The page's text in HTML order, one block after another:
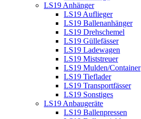
LS19 Anhänger
LS19 Auflieger
LS19 Ballenanhänger
LS19 Drehschemel
LS19 Güllefässer
LS19 Ladewagen
LS19 Miststreuer
LS19 Mulden/Container
LS19 Tieflader
LS19 Transportfässer
LS19 Sonstiges
LS19 Anbaugeräte
LS19 Ballenpressen